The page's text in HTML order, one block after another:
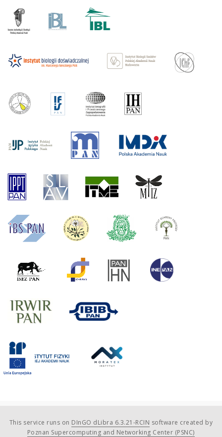
This service runs on DInGO dLibra 6.3.21-RCIN software created by
Poznan Supercomputing and Networking Center (PSNC)